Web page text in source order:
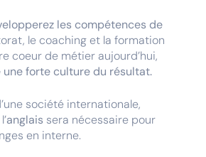
les compétences de
le coaching et la formation
coeur de métier aujourd’hui,
forte culture du résultat.
société internationale,
anglais sera nécessaire pour
en interne.